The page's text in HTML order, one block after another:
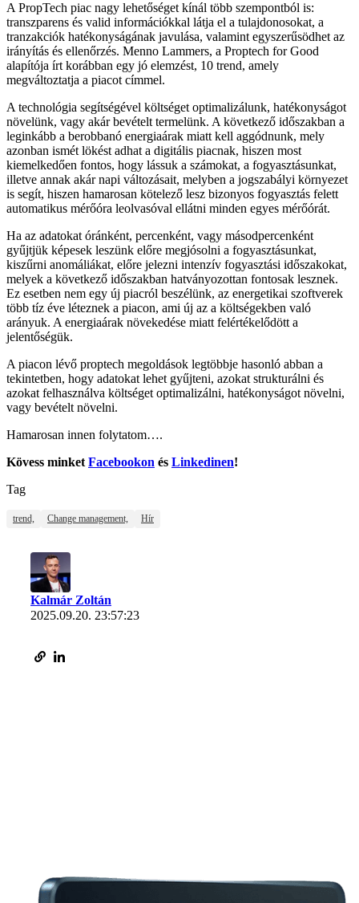
A PropTech piac nagy lehetőséget kínál több szempontból is:
transzparens és valid információkkal látja el a tulajdonosokat, a
tranzakciók hatékonyságának javulása, valamint egyszerűsödhet az
irányítás és ellenőrzés. Menno Lammers, a Proptech for Good
alapítója írt korábban egy jó elemzést, 10 trend, amely
megváltoztatja a piacot címmel.
A technológia segítségével költséget optimalizálunk, hatékonyságot
növelünk, vagy akár bevételt termelünk. A következő időszakban a
leginkább a berobbanó energiaárak miatt kell aggódnunk, mely
azonban ismét lökést adhat a digitális piacnak, hiszen most
kiemelkedően fontos, hogy lássuk a számokat, a fogyasztásunkat,
illetve annak akár napi változásait, melyben a jogszabályi környezet
is segít, hiszen hamarosan kötelező lesz bizonyos fogyasztás felett
automatikus mérőóra leolvasóval ellátni minden egyes mérőórát.
Ha az adatokat óránként, percenként, vagy másodpercenként
gyűjtjük képesek leszünk előre megjósolni a fogyasztásunkat,
kiszűrni anomáliákat, előre jelezni intenzív fogyasztási időszakokat,
melyek a következő időszakban hatványozottan fontosak lesznek.
Ez esetben nem egy új piacról beszélünk, az energetikai szoftverek
több tíz éve léteznek a piacon, ami új az a költségekben való
arányuk. A energiaárak növekedése miatt felértékelődött a
jelentőségük.
A piacon lévő proptech megoldások legtöbbje hasonló abban a
tekintetben, hogy adatokat lehet gyűjteni, azokat strukturálni és
azokat felhasználva költséget optimalizálni, hatékonyságot növelni,
vagy bevételt növelni.
Hamarosan innen folytatom….
Kövess minket Facebookon és Linkedinen!
Tag
trend, Change management, Hír
Kalmár Zoltán
2025.09.20. 23:57:23